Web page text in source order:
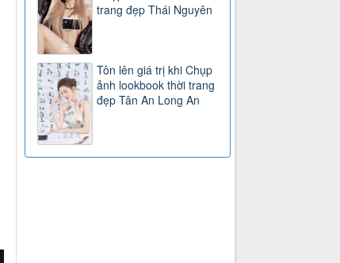
trang đẹp Thái Nguyên
Tôn lên giá trị khi Chụp
ảnh lookbook thời trang
đẹp Tân An Long An